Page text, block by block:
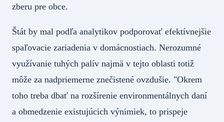
zberu pre obce.
Štát by mal podľa analytikov podporovať efektívnejšie
spaľovacie zariadenia v domácnostiach. Nerozumné
využívanie tuhých palív najmä v tejto oblasti totiž
môže za nadpriemerne znečistené ovzdušie. "Okrem
toho treba dbať na rozšírenie environmentálnych daní
a obmedzenie existujúcich výnimiek, to prispeje